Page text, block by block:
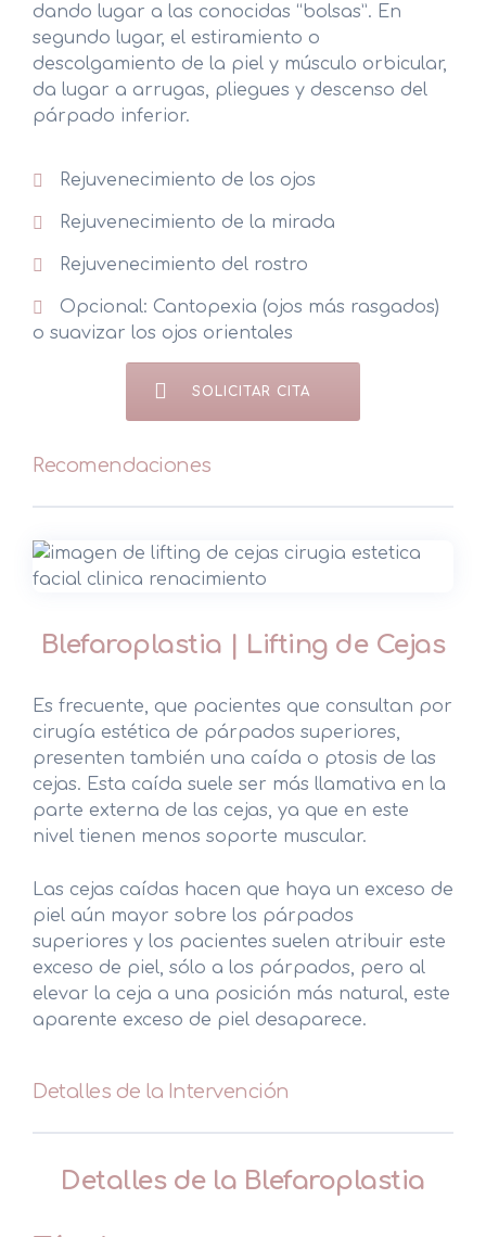
dando lugar a las conocidas “bolsas”. En
segundo lugar, el estiramiento o
descolgamiento de la piel y músculo orbicular,
da lugar a arrugas, pliegues y descenso del
párpado inferior.
Rejuvenecimiento de los ojos
Rejuvenecimiento de la mirada
Rejuvenecimiento del rostro
Opcional: Cantopexia (ojos más rasgados)
o suavizar los ojos orientales
SOLICITAR CITA
Recomendaciones
Blefaroplastia | Lifting de Cejas
Es frecuente, que pacientes que consultan por
cirugía estética de párpados superiores,
presenten también una caída o ptosis de las
cejas. Esta caída suele ser más llamativa en la
parte externa de las cejas, ya que en este
nivel tienen menos soporte muscular.
Las cejas caídas hacen que haya un exceso de
piel aún mayor sobre los párpados
superiores y los pacientes suelen atribuir este
exceso de piel, sólo a los párpados, pero al
elevar la ceja a una posición más natural, este
aparente exceso de piel desaparece.
Detalles de la Intervención
Detalles de la Blefaroplastia